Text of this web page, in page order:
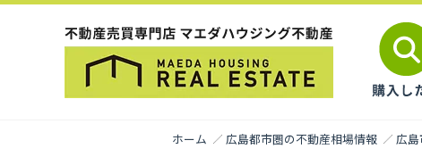
ホーム 広島都市圏の不動産相場情報 広